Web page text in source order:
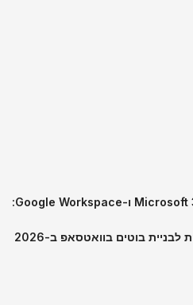
גיבוי תיבות מייל ב-Microsoft 365 ו-Google Workspace: